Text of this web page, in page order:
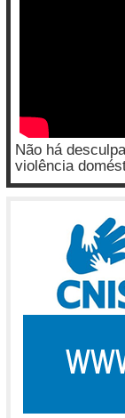
Não há
violência